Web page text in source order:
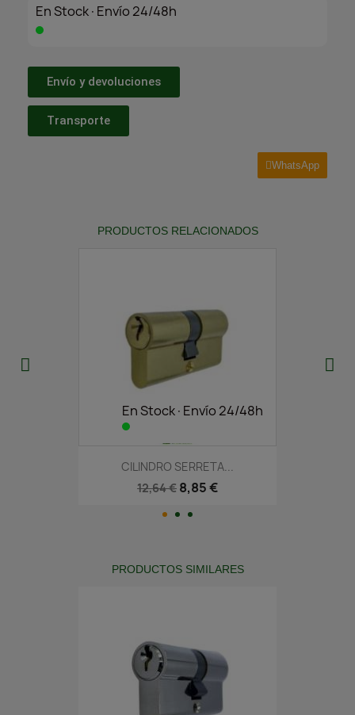
En Stock·Envío 24/48h
Envío y devoluciones
Transporte
WhatsApp
PRODUCTOS RELACIONADOS
En Stock·Envío 24/48h
CILINDRO SERRETA...
12,64 € 8,85 €
PRODUCTOS SIMILARES